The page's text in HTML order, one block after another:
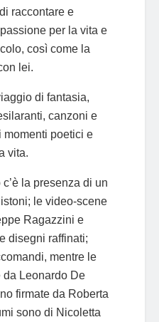
raccontare e
per la vita e
così come la
lei.
di fantasia,
canzoni e
momenti poetici e
vita.
la presenza di un
le video-scene
Ragazzini e
disegni raffinati;
mentre le
da Leonardo De
firmate da Roberta
sono di Nicoletta